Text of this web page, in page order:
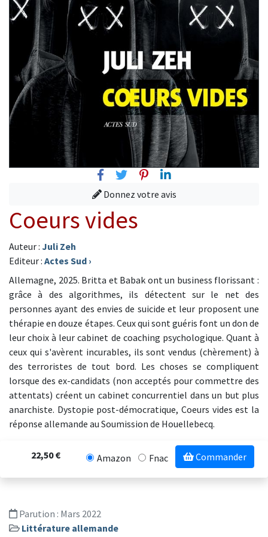
FacebookTwitterPinterest
Linkedin
Donnez votre avis
Coeurs vides
Auteur : Juli Zeh
Editeur : Actes Sud ›
Allemagne, 2025. Britta et Babak ont un business florissant :
grâce à des algorithmes, ils détectent sur le net des
personnes ayant des envies de suicide et leur proposent une
thérapie en douze étapes. Ceux qui sont guéris font un don de
leur choix à leur cabinet de coaching psychologique. Quant à
ceux qui s'avèrent incurables, ils sont vendus (chèrement) à
des terroristes de tout bord. Les choses se compliquent
lorsque des ex-candidats (non acceptés pour commettre des
attentats) créent un cabinet concurrentiel dans un but plus
anarchiste. Dystopie post-démocratique, Coeurs vides est la
réponse allemande au Soumission de Houellebecq.
22,50 € Amazon Fnac Commander
Parution : Mars 2022
Littérature allemande